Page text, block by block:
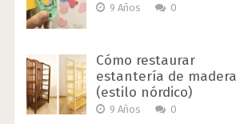
9 Años 0
Cómo restaurar
estantería de madera
(estilo nórdico)
9 Años 0